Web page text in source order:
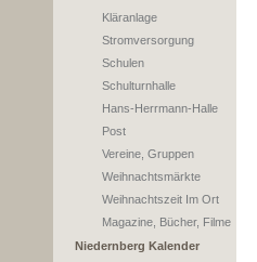
Kläranlage
Stromversorgung
Schulen
Schulturnhalle
Hans-Herrmann-Halle
Post
Vereine, Gruppen
Weihnachtsmärkte
Weihnachtszeit Im Ort
Magazine, Bücher, Filme
Niedernberg Kalender